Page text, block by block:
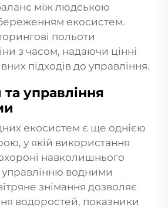
між людською
екосистем.
польоти
з часом, надаючи цінні
підходів до управління.
та управління
екосистем є ще однією
у якій використання
навколишнього
водними
знімання дозволяє
водоростей, показники